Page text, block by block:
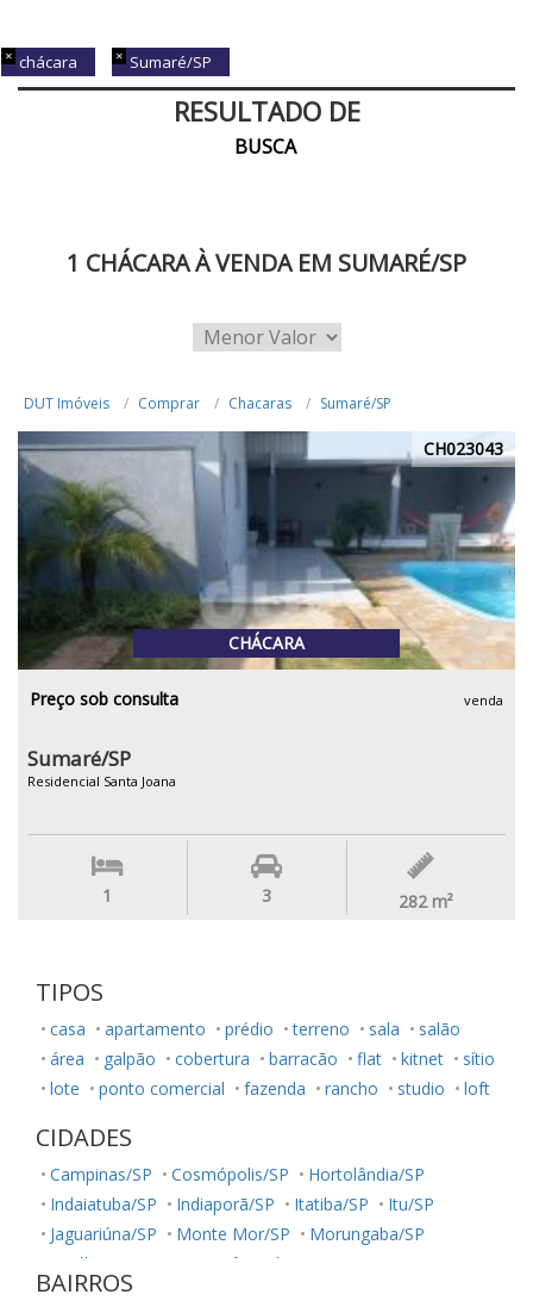
chácara Sumaré/SP
RESULTADO DE
BUSCA
1 CHÁCARA À VENDA EM SUMARÉ/SP
DUT Imóveis Comprar Chacaras Sumaré/SP
CH023043
CHÁCARA
Preço sob consulta venda
Sumaré/SP
Residencial Santa Joana
1 3 282 m²
TIPOS
casa apartamento prédio terreno sala
salão
área
galpão cobertura barracão flat kitnet
sítio
lote
ponto comercial fazenda rancho studio loft
CIDADES
Campinas/SP Cosmópolis/SP
Hortolândia/SP
Indaiatuba/SP
Indiaporã/SP Itatiba/SP
Itu/SP
Jaguariúna/SP
Monte Mor/SP
Morungaba/SP
Paulínia/SP
Santo Antônio de Posse/SP
Valinhos/SP
BAIRROS